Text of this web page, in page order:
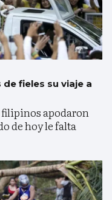
fieles su viaje a
filipinos apodaron
de hoy le falta